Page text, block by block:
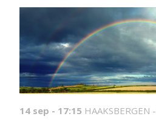
14 sep - 17:15 HAAKSBERGEN -